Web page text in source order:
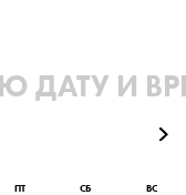
ДАТУ И
ПТ СБ ВС